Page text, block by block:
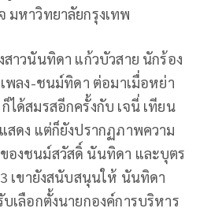
มหาวิทยาลัยกรุงเทพ
าวนันทิดา แก้วบัวสาย นักร้อง
พลง-ชนม์ทิดา ต่อมาเมื่อหย่า
ได้สมรสอีกครั้งกับ เจนี่ เทียน
สดง แต่ก็ยังปรากฏภาพความ
องชนม์สวัสดิ์ นันทิดา และบุตร
เขายังสนับสนุนให้ นันทิดา
เลือกตั้งนายกองค์การบริหาร